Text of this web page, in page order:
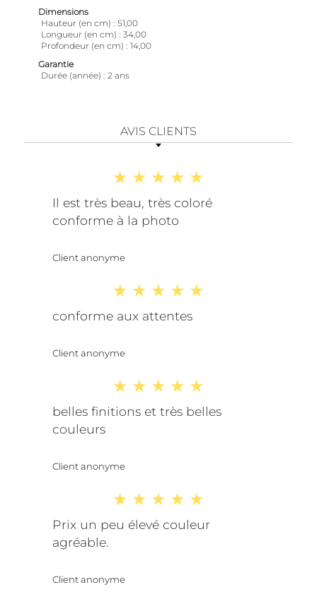
Dimensions
Hauteur (en cm)
51,00
Longueur (en cm)
34,00
Profondeur (en cm)
14,00
Garantie
Durée (année)
2 ans
AVIS CLIENTS
Il est très beau, très coloré
conforme à la photo
Client anonyme
conforme aux attentes
Client anonyme
belles finitions et très belles
couleurs
Client anonyme
Prix un peu élevé couleur
agréable.
Client anonyme